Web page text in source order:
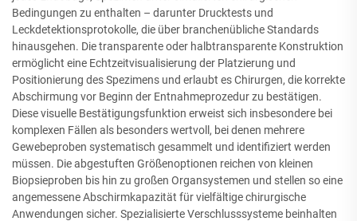
Bedingungen zu enthalten – darunter Drucktests und
Leckdetektionsprotokolle, die über branchenübliche Standards
hinausgehen. Die transparente oder halbtransparente Konstruktion
ermöglicht eine Echtzeitvisualisierung der Platzierung und
Positionierung des Spezimens und erlaubt es Chirurgen, die korrekte
Abschirmung vor Beginn der Entnahmeprozedur zu bestätigen.
Diese visuelle Bestätigungsfunktion erweist sich insbesondere bei
komplexen Fällen als besonders wertvoll, bei denen mehrere
Gewebeproben systematisch gesammelt und identifiziert werden
müssen. Die abgestuften Größenoptionen reichen von kleinen
Biopsieproben bis hin zu großen Organsystemen und stellen so eine
angemessene Abschirmkapazität für vielfältige chirurgische
Anwendungen sicher. Spezialisierte Verschlusssysteme beinhalten